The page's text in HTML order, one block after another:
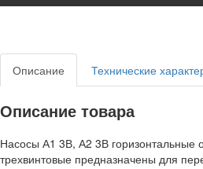
Описание Технические
Описание товара
Насосы А1 3В, А2 3В горизонтальные
трехвинтовые предназначены для